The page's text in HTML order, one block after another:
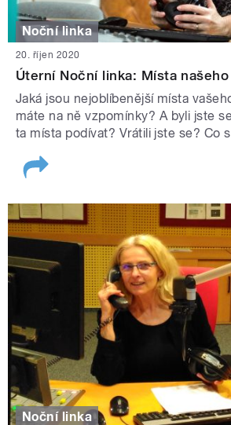
Noční linka
20. říjen 2020
Úterní Noční linka: Místa
Jaká jsou nejoblíbenější místa
máte na ně vzpomínky? A byli jste
ta místa podívat? Vrátili jste se? Co
Noční linka